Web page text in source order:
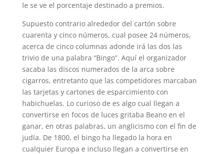
le se ve el porcentaje destinado a premios.
Supuesto contrario alrededor del cartón sobre
cuarenta y cinco números, cual posee 24 números,
acerca de cinco columnas adonde irá las dos las
trivio de una palabra “Bingo”. Aquí el organizador
sacaba las discos numerados de la arca sobre
cigarros, entretanto que las competidores marcaban
las tarjetas y cartones de esparcimiento con
habichuelas. Lo curioso de es algo cual llegan a
convertirse en focos de luces gritaba Beano en el
ganar, en otras palabras, un anglicismo con el fin de
judía. De 1800, el bingo ha llegado la hora en
cualquier Europa e incluso llegan a convertirse en